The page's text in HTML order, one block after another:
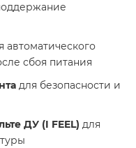
автоматического
сбоя питания
для безопасности и
ДУ (I FEEL) для